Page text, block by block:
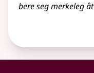
bere seg merkeleg åt